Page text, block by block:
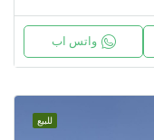
واتس اب
للبيع